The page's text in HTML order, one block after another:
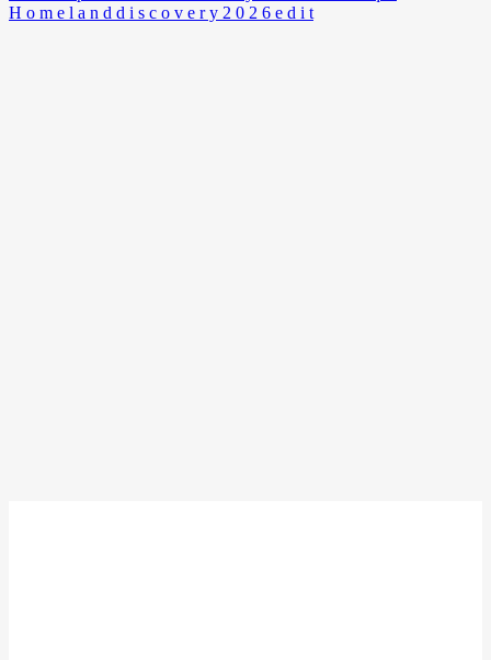
H o m e l a n d d i s c o v e r y 2 0 2 6 e d i t